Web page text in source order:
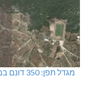
מגדל תפן: 350 דונם במתחם חדש